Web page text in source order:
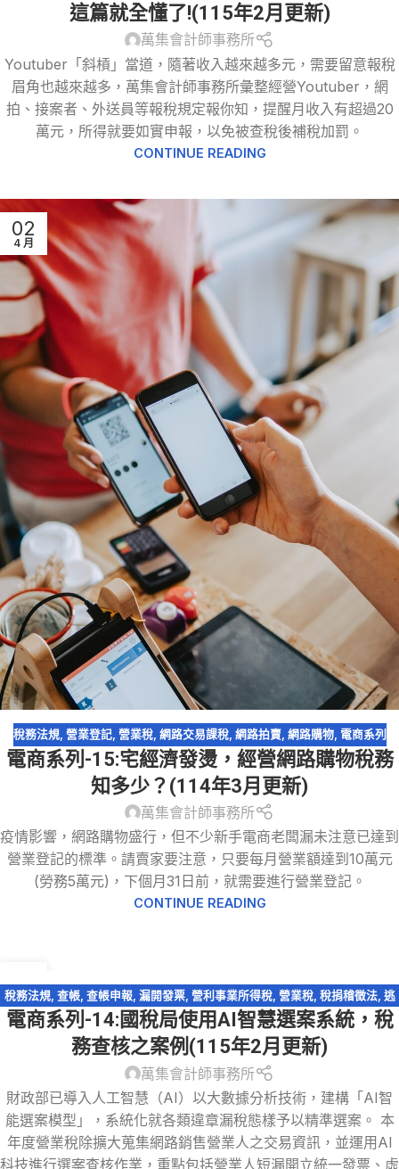
這篇就全懂了!(115年2月更新)
萬集會計師事務所
Youtuber「斜槓」當道，隨著收入越來越多元，需要留意報稅
眉角也越來越多，萬集會計師事務所彙整經營Youtuber，網
拍、接案者、外送員等報稅規定報你知，提醒月收入有超過20
萬元，所得就要如實申報，以免被查稅後補稅加罰。
CONTINUE READING
02
4 月
稅務法規, 營業登記, 營業稅, 網路交易課稅, 網路拍賣, 網路購物, 電商系列
電商系列-15:宅經濟發燙，經營網路購物稅務
知多少？(114年3月更新)
萬集會計師事務所
疫情影響，網路購物盛行，但不少新手電商老闆漏未注意已達到
營業登記的標準。請賣家要注意，只要每月營業額達到10萬元
(勞務5萬元)，下個月31日前，就需要進行營業登記。
CONTINUE READING
3 月
稅務法規, 查帳, 查帳申報, 漏開發票, 營利事業所得稅, 營業稅, 稅捐稽徵法, 逃
漏稅,電商系列
電商系列-14:國稅局使用AI智慧選案系統，稅
務查核之案例(115年2月更新)
萬集會計師事務所
財政部已導入人工智慧（AI）以大數據分析技術，建構「AI智
能選案模型」，系統化就各類違章漏稅態樣予以精準選案。 本
年度營業稅除擴大蒐集網路銷售營業人之交易資訊，並運用AI
科技進行選案查核作業，重點包括營業人短漏開立統一發票、虛